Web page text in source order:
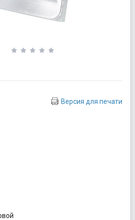
Версия для печати